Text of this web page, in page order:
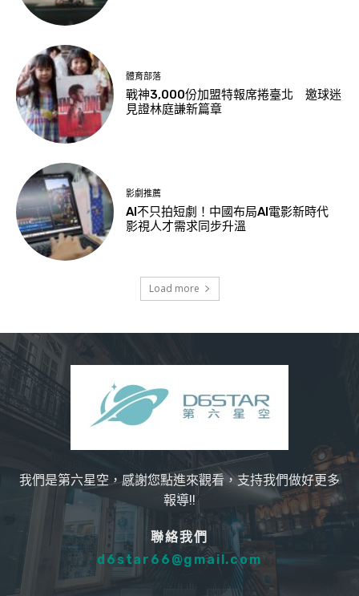
體育部落
戰神3,000份加盟特報席捲臺北 邀球迷
見證林庭謙新篇章
影劇推薦
AI不只拍短劇！中國布局AI電影新時代
影視人才需求同步升溫
Load more
我們是第六星空，感謝您點進來觀看，支持我們做好更多
報導!!
聯絡我們
d6star66@gmail.com